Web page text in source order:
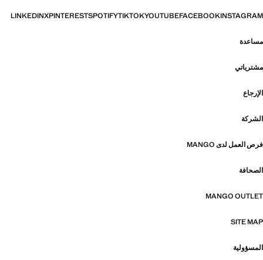
INSTAGRAM
FACEBOOK
YOUTUBE
TIKTOK
SPOTIFY
PINTEREST
X
LINKEDIN
مساعدة
مشترياتي
الإرجاع
الشركة
فرص العمل لدى MANGO
الصحافة
MANGO OUTLET
SITE MAP
المسؤولية